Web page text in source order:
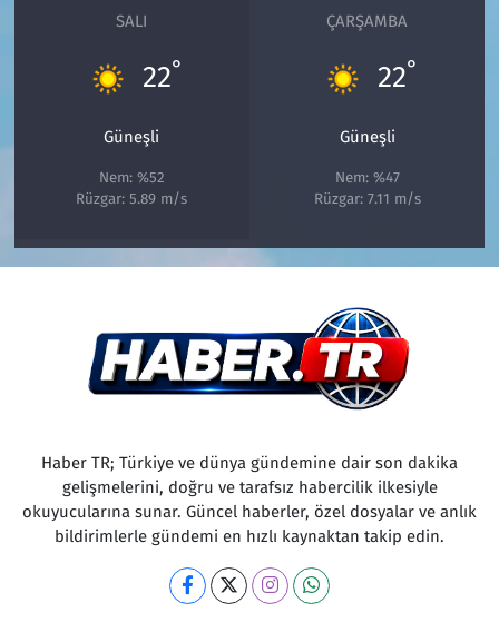
SALI
22°
Güneşli
Nem: %52
Rüzgar: 5.89 m/s
ÇARŞAMBA
22°
Güneşli
Nem: %47
Rüzgar: 7.11 m/s
Haber TR; Türkiye ve dünya gündemine dair son dakika
gelişmelerini, doğru ve tarafsız habercilik ilkesiyle
okuyucularına sunar. Güncel haberler, özel dosyalar ve anlık
bildirimlerle gündemi en hızlı kaynaktan takip edin.